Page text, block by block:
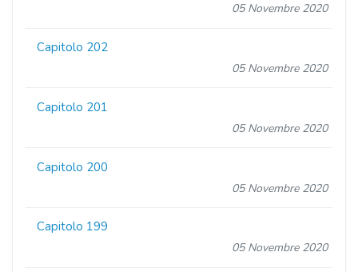
05 Novembre 2020
Capitolo 202
05 Novembre 2020
Capitolo 201
05 Novembre 2020
Capitolo 200
05 Novembre 2020
Capitolo 199
05 Novembre 2020